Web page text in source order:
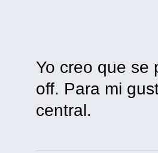
Yo creo que se
off. Para mi
central.